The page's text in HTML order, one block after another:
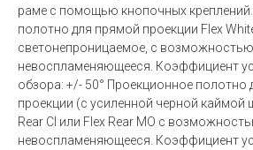
раме с помощью кнопочных
полотно для прямой проекции Flex
светонепроницаемое, с возможностью
невоспламеняющееся. Коэффициент
обзора: +/- 50° Проекционное полотно
проекции (с усиленной черной каймой
Rear CI или Flex Rear MO с
невоспламеняющееся. Коэффициент